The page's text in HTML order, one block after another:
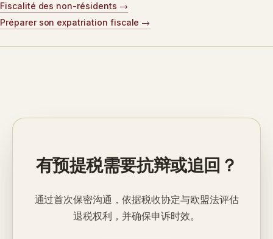
Fiscalité des non-résidents
Préparer son expatriation fiscale
有预提税需要抗辩或追回？
通过首次保密沟通，依据税收协定与欧盟法评估
退税权利，并确保申诉时效。